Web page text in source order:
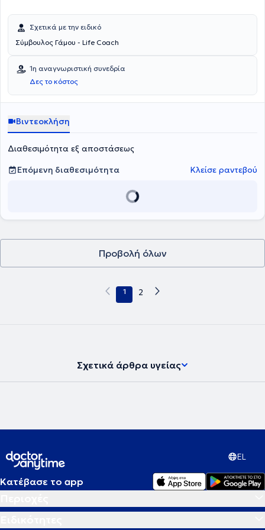
Σχετικά με την ειδικό
Σύμβουλος Γάμου - Life Coach
1η αναγνωριστική συνεδρία
Δες το κόστος
Βιντεοκλήση
Διαθεσιμότητα εξ αποστάσεως
Επόμενη διαθεσιμότητα
Κλείσε ραντεβού
Προβολή όλων
1 2
Σχετικά άρθρα υγείας
EL
Κατέβασε το app